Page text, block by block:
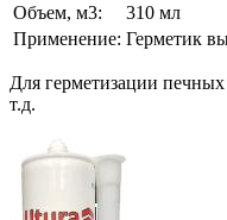
Объем, м3:
310 мл
Применение: Герметик
Для герметизации
т.д.